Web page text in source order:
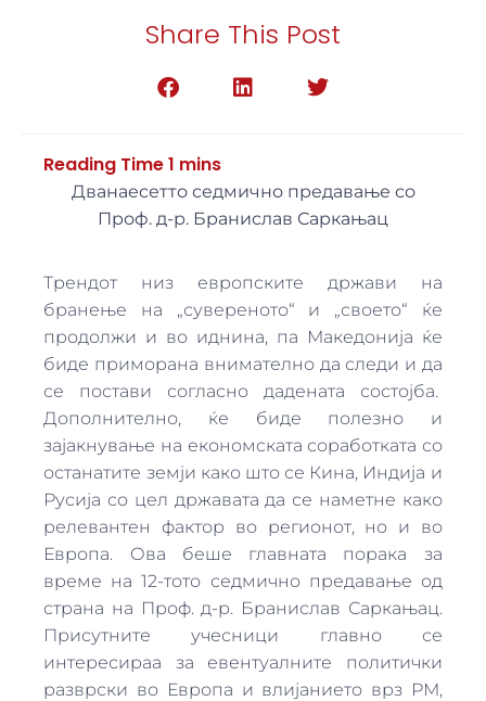
Share This Post
Дванаесетто седмично предавање со
Проф. д-р. Бранислав Саркањац
Трендот низ европските држави на
бранење на „сувереното“ и „своето“ ќе
продолжи и во иднина, па Македонија ќе
биде приморана внимателно да следи и да
се постави согласно дадената состојба.
Дополнително, ќе биде полезно и
зајакнување на економската соработката со
останатите земји како што се Кина, Индија и
Русија со цел државата да се наметне како
релевантен фактор во регионот, но и во
Европа. Ова беше главната порака за
време на 12-тото седмично предавање од
страна на Проф. д-р. Бранислав Саркањац.
Присутните учесници главно се
интересираа за евентуалните политички
разврски во Европа и влијанието врз РМ,